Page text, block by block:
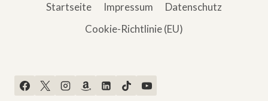
Startseite Impressum
Datenschutz
Cookie-Richtlinie (EU)